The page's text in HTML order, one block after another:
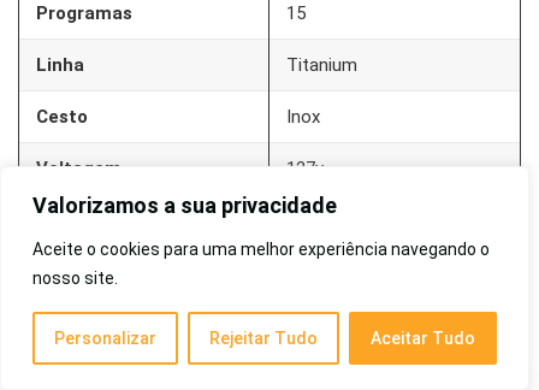
Valorizamos a sua privacidade
Aceite o cookies para uma melhor experiência navegando o
nosso site.
Personalizar Rejeitar Tudo Aceitar Tudo
Programas 15
Linha Titanium
Cesto Inox
Voltagem 127v
7
Alta capacidade para secar e reduzir rugas.